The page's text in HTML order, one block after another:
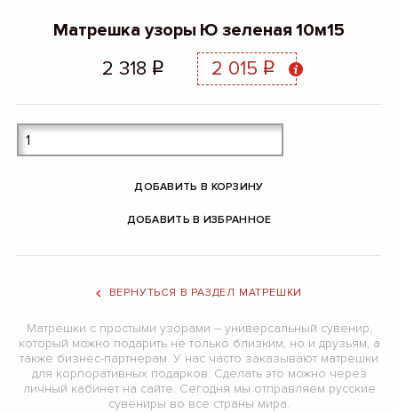
Матрешка узоры Ю зеленая 10м15
2 318 q 2 015 q
ДОБАВИТЬ В КОРЗИНУ
ДОБАВИТЬ В ИЗБРАННОЕ
ВЕРНУТЬСЯ В РАЗДЕЛ МАТРЕШКИ
Матрешки с простыми узорами – универсальный сувенир,
который можно подарить не только близким, но и друзьям, а
также бизнес-партнерам. У нас часто заказывают матрешки
для корпоративных подарков. Сделать это можно через
личный кабинет на сайте. Сегодня мы отправляем русские
сувениры во все страны мира.